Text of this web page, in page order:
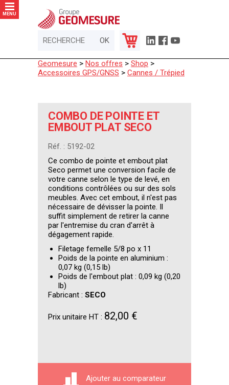
MENU
Geomesure > Nos offres > Shop >
Accessoires GPS/GNSS > Cannes / Trépied
COMBO DE POINTE ET
EMBOUT PLAT SECO
Réf. : 5192-02
Ce combo de pointe et embout plat
Seco permet une conversion facile de
votre canne selon le type de levé, en
conditions contrôlées ou sur des sols
meubles. Avec cet embout, il n'est pas
nécessaire de dévisser la pointe. Il
suffit simplement de retirer la canne
par l'entremise du cran d'arrêt à
dégagement rapide.
Filetage femelle 5/8 po x 11
Poids de la pointe en aluminium :
0,07 kg (0,15 lb)
Poids de l'embout plat : 0,09 kg (0,20
lb)
Fabricant : SECO
Prix unitaire HT : 82,00 €
Ajouter au comparateur
Panneau de gestion des cookies